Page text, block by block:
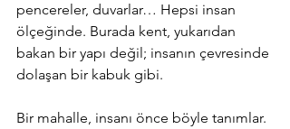
pencereler, duvarlar… Hepsi insan
ölçeğinde. Burada kent, yukarıdan
bakan bir yapı değil; insanın çevresinde
dolaşan bir kabuk gibi.
Bir mahalle, insanı önce böyle tanımlar.